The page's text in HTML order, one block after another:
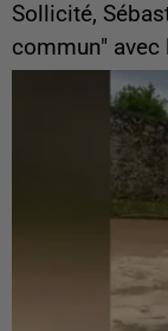
Sollicité,
commun" avec